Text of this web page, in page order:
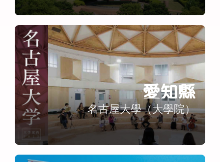
愛知縣
名古屋大學（大學院）